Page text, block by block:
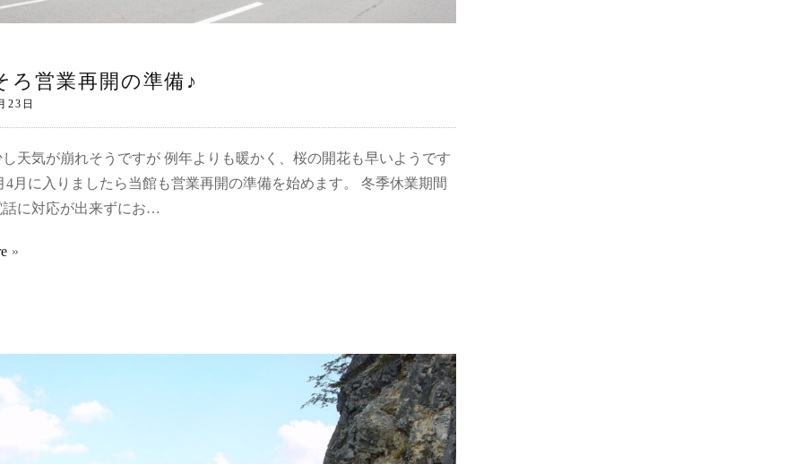
ろ営業再開の準備♪
天気が崩れそうですが 例年よりも暖かく、桜の開花も早いようです
4月に入りましたら当館も営業再開の準備を始めます。 冬季休業期間
話に対応が出来ずにお…